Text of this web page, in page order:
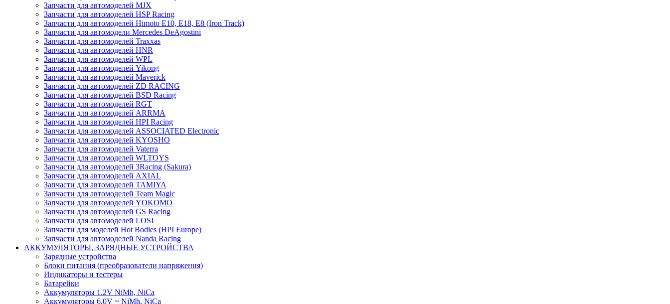
Запчасти для автомоделей MJX
Запчасти для автомоделей HSP Racing
Запчасти для автомоделей Himoto E10, E18, E8 (Iron Track)
Запчасти для автомодели Mercedes DeAgostini
Запчасти для автомоделей Traxxas
Запчасти для автомоделей HNR
Запчасти для автомоделей WPL
Запчасти для автомоделей Yikong
Запчасти для автомоделей Maverick
Запчасти для автомоделей ZD RACING
Запчасти для автомоделей BSD Racing
Запчасти для автомоделей RGT
Запчасти для автомоделей ARRMA
Запчасти для автомоделей HPI Racing
Запчасти для автомоделей ASSOCIATED Electronic
Запчасти для автомоделей KYOSHO
Запчасти для автомоделей Vaterra
Запчасти для автомоделей WLTOYS
Запчасти для автомоделей 3Racing (Sakura)
Запчасти для автомоделей AXIAL
Запчасти для автомоделей TAMIYA
Запчасти для автомоделей Team Magic
Запчасти для автомоделей YOKOMO
Запчасти для автомоделей GS Racing
Запчасти для автомоделей LOSI
Запчасти для моделей Hot Bodies (HPI Europe)
Запчасти для автомоделей Nanda Racing
АККУМУЛЯТОРЫ, ЗАРЯДНЫЕ УСТРОЙСТВА
Зарядные устройства
Блоки питания (преобразователи напряжения)
Индикаторы и тестеры
Батарейки
Аккумуляторы 1.2V NiMh, NiCa
Аккумуляторы 6.0V ~ NiMh, NiCa